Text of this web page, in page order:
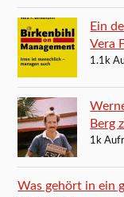
Ein
Vera
1.1k
Berg
1k
Was gehört in ein